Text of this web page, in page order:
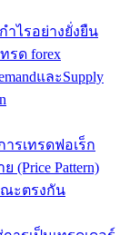
ำไรอย่างยั่งยืน
รด forex
และSupply
ารเทรดฟอเร็ก
(Price Pattern)
ะตรงกัน